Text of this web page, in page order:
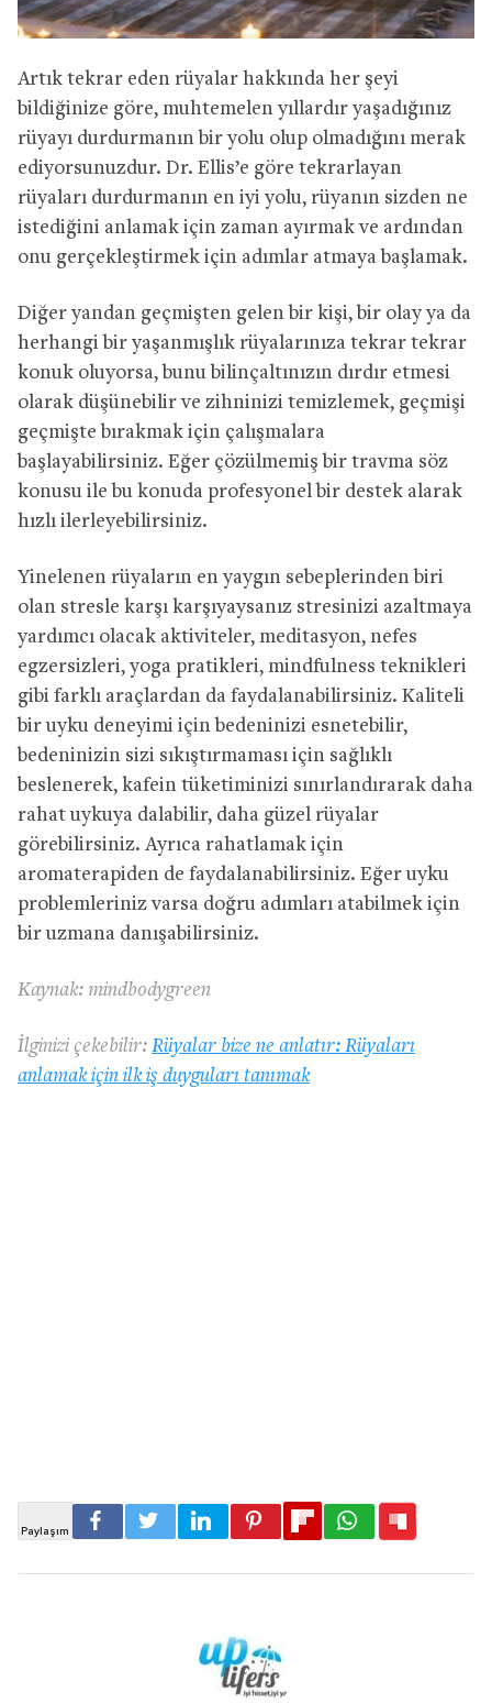
Artık tekrar eden rüyalar hakkında her şeyi
bildiğinize göre, muhtemelen yıllardır yaşadığınız
rüyayı durdurmanın bir yolu olup olmadığını merak
ediyorsunuzdur. Dr. Ellis’e göre tekrarlayan
rüyaları durdurmanın en iyi yolu, rüyanın sizden ne
istediğini anlamak için zaman ayırmak ve ardından
onu gerçekleştirmek için adımlar atmaya başlamak.
Diğer yandan geçmişten gelen bir kişi, bir olay ya da
herhangi bir yaşanmışlık rüyalarınıza tekrar tekrar
konuk oluyorsa, bunu bilinçaltınızın dırdır etmesi
olarak düşünebilir ve zihninizi temizlemek, geçmişi
geçmişte bırakmak için çalışmalara
başlayabilirsiniz. Eğer çözülmemiş bir travma söz
konusu ile bu konuda profesyonel bir destek alarak
hızlı ilerleyebilirsiniz.
Yinelenen rüyaların en yaygın sebeplerinden biri
olan stresle karşı karşıyaysanız stresinizi azaltmaya
yardımcı olacak aktiviteler, meditasyon, nefes
egzersizleri, yoga pratikleri, mindfulness teknikleri
gibi farklı araçlardan da faydalanabilirsiniz. Kaliteli
bir uyku deneyimi için bedeninizi esnetebilir,
bedeninizin sizi sıkıştırmaması için sağlıklı
beslenerek, kafein tüketiminizi sınırlandırarak daha
rahat uykuya dalabilir, daha güzel rüyalar
görebilirsiniz. Ayrıca rahatlamak için
aromaterapiden de faydalanabilirsiniz. Eğer uyku
problemleriniz varsa doğru adımları atabilmek için
bir uzmana danışabilirsiniz.
Kaynak: mindbodygreen
İlginizi çekebilir: Rüyalar bize ne anlatır: Rüyaları
anlamak için ilk iş duyguları tanımak